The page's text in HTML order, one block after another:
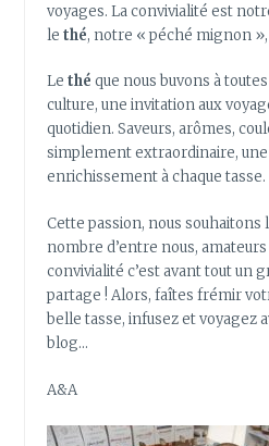
voyages. La convivialité est
lethé, notre « péché mignon
Lethé que nous buvons à
culture, une invitation aux
quotidien. Saveurs, arômes,
simplement extraordinaire,
enrichissement à chaque tasse.
Cette passion, nous souhaitons
nombre d’entre nous, amateurs
convivialité c’est avant tout un
partage ! Alors, faîtes frémir
belle tasse, infusez et voyagez
blog…
A&A